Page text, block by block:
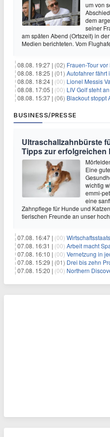
um von
dem
seiner
am späten Abend (Ortszeit) in
Medien berichteten. Vom
08.08. 19:27 | (02) Frauen-Tour vor
08.08. 18:25 | (01) Autofahrer fährt
08.08. 18:24 | (00) Lionel Messis
08.08. 17:05 | (00) LIV Golf steht an einem
08.08. 15:37 | (06) Blackout stoppt
BUSINESS/PRESSE
Ultraschallzahnbürste
Tipps zur erfolgreichen
Eine
wichtig
emmi-
eine
Zahnpflege für Hunde und
tierischen Freunde an unser
07.08. 16:47 | (00) Wirtschaftsstaatssekretär
07.08. 16:31 | (00) Arbeit macht
07.08. 16:10 | (00) Vernetzung in jeder
07.08. 15:29 | (01) Drei bis zehn Prozent,
07.08. 15:20 | (00) Northern Discovery Metals